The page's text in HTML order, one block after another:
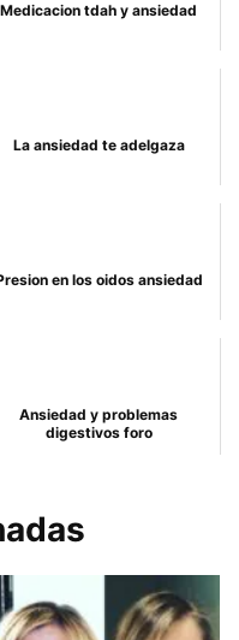
Medicacion tdah y ansiedad
La ansiedad te adelgaza
en los oidos ansiedad
Ansiedad y problemas
digestivos foro